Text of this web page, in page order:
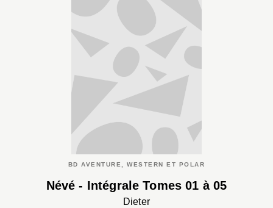
BD AVENTURE, WESTERN ET POLAR
Névé - Intégrale Tomes 01 à 05
Dieter